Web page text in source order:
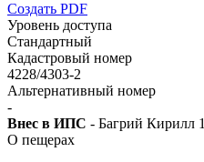
Создать PDF
Уровень доступа
Стандартный
Кадастровый номер
4228/4303-2
Альтернативный номер
-
Внес в ИПС - Багрий Кирилл
О пещерах